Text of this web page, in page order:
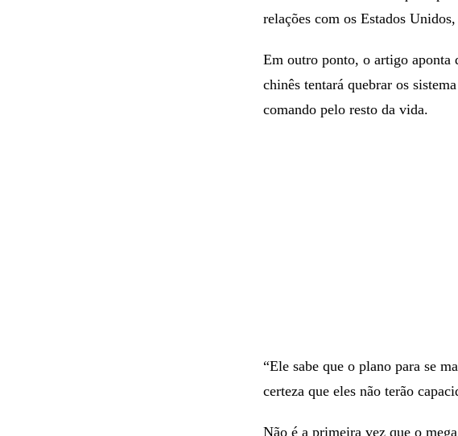
relações com os Estados
Em outro ponto, o artigo aponta
chinês tentará quebrar os
comando pelo resto da vida.
“Ele sabe que o plano para se
certeza que eles não terão
Não é a primeira vez que o